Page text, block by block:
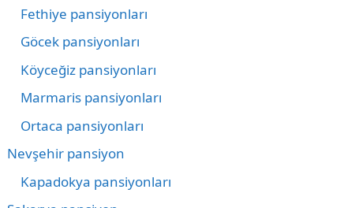
Fethiye pansiyonları
Göcek pansiyonları
Köyceğiz pansiyonları
Marmaris pansiyonları
Ortaca pansiyonları
Nevşehir pansiyon
Kapadokya pansiyonları